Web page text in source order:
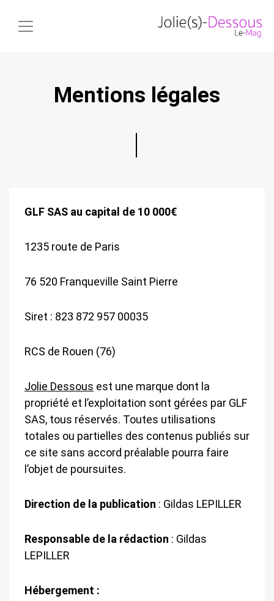
Mentions légales
GLF SAS au capital de 10 000€
1235 route de Paris
76 520 Franqueville Saint Pierre
Siret : 823 872 957 00035
RCS de Rouen (76)
Jolie Dessous est une marque dont la
propriété et l’exploitation sont gérées par GLF
SAS, tous réservés. Toutes utilisations
totales ou partielles des contenus publiés sur
ce site sans accord préalable pourra faire
l’objet de poursuites.
Direction de la publication : Gildas LEPILLER
Responsable de la rédaction : Gildas
LEPILLER
Hébergement :